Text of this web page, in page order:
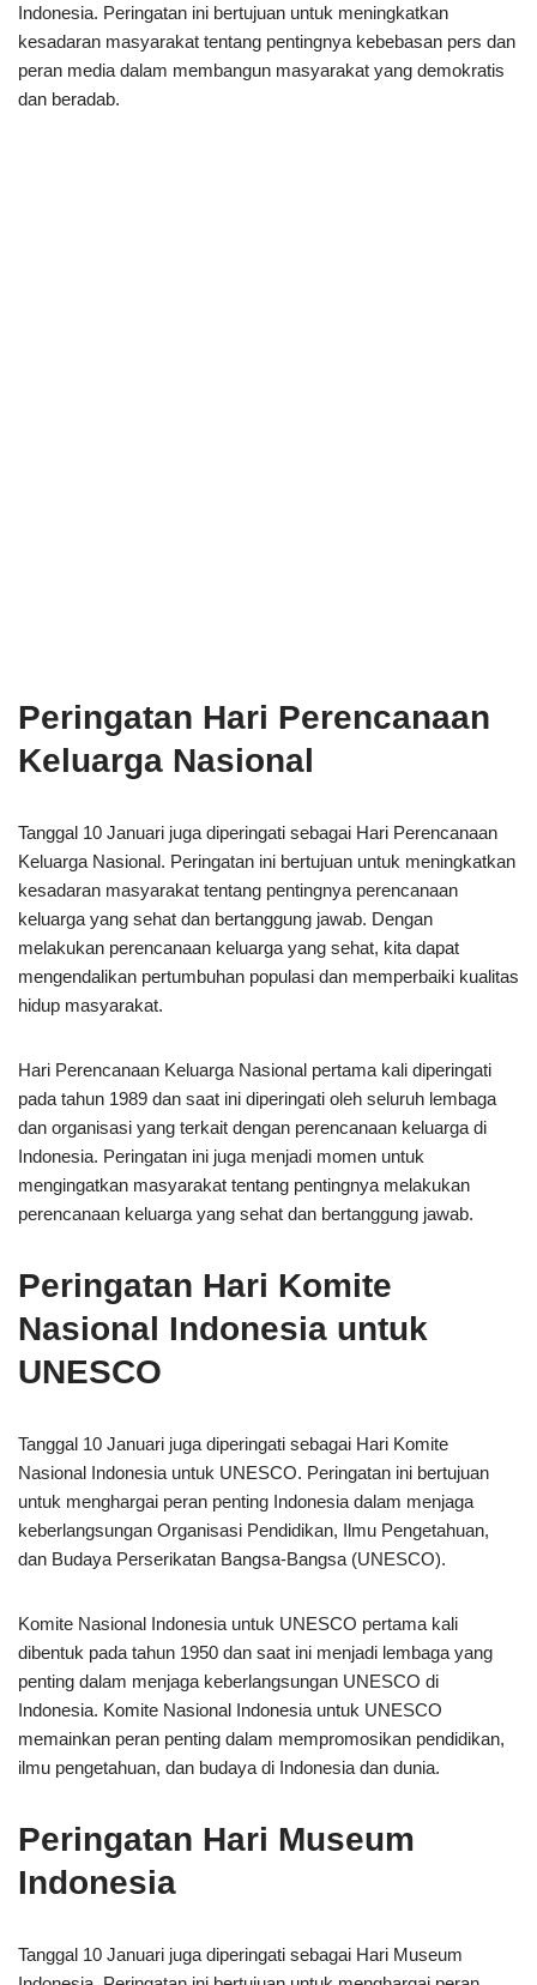
Indonesia. Peringatan ini bertujuan untuk meningkatkan
kesadaran masyarakat tentang pentingnya kebebasan pers dan
peran media dalam membangun masyarakat yang demokratis
dan beradab.
Peringatan Hari Perencanaan
Keluarga Nasional
Tanggal 10 Januari juga diperingati sebagai Hari Perencanaan
Keluarga Nasional. Peringatan ini bertujuan untuk meningkatkan
kesadaran masyarakat tentang pentingnya perencanaan
keluarga yang sehat dan bertanggung jawab. Dengan
melakukan perencanaan keluarga yang sehat, kita dapat
mengendalikan pertumbuhan populasi dan memperbaiki kualitas
hidup masyarakat.
Hari Perencanaan Keluarga Nasional pertama kali diperingati
pada tahun 1989 dan saat ini diperingati oleh seluruh lembaga
dan organisasi yang terkait dengan perencanaan keluarga di
Indonesia. Peringatan ini juga menjadi momen untuk
mengingatkan masyarakat tentang pentingnya melakukan
perencanaan keluarga yang sehat dan bertanggung jawab.
Peringatan Hari Komite
Nasional Indonesia untuk
UNESCO
Tanggal 10 Januari juga diperingati sebagai Hari Komite
Nasional Indonesia untuk UNESCO. Peringatan ini bertujuan
untuk menghargai peran penting Indonesia dalam menjaga
keberlangsungan Organisasi Pendidikan, Ilmu Pengetahuan,
dan Budaya Perserikatan Bangsa-Bangsa (UNESCO).
Komite Nasional Indonesia untuk UNESCO pertama kali
dibentuk pada tahun 1950 dan saat ini menjadi lembaga yang
penting dalam menjaga keberlangsungan UNESCO di
Indonesia. Komite Nasional Indonesia untuk UNESCO
memainkan peran penting dalam mempromosikan pendidikan,
ilmu pengetahuan, dan budaya di Indonesia dan dunia.
Peringatan Hari Museum
Indonesia
Tanggal 10 Januari juga diperingati sebagai Hari Museum